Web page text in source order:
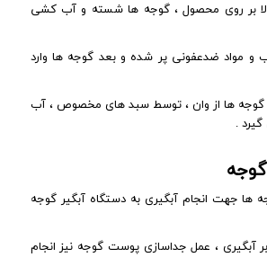
بالا بر روی محصول ، گوجه ها شسته و آب کشی
و مواد ضدعفونی پر شده و بعد گوجه ها وارد
گوجه ها از وان ، توسط سبد های مخصوص ، آب
.
جهت انجام آبگیری به دستگاه آبگیر گوجه
آبگیری ، عمل جداسازی پوست گوجه نیز انجام